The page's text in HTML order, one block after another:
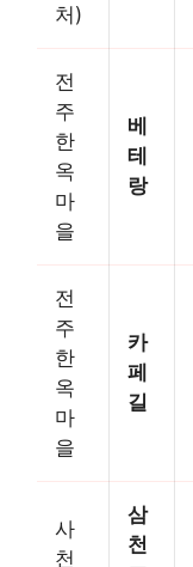
처)
전
주
한
옥
마
을
베
테
랑
전
주
한
옥
마
을
카
페
길
사
천
삼
천